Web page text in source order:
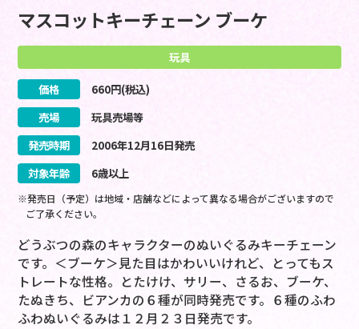
マスコットキーチェーン ブーケ
玩具
価格 660円(税込)
売場
玩具売場等
発売時期
2006年12月16日発売
対象年齢
6歳以上
※発売日（予定）は地域・店舗などによって異なる場合がございますので
ご了承ください。
どうぶつの森のキャラクターのぬいぐるみキーチェーン
です。＜ブーケ＞見た目はかわいいけれど、とってもス
トレートな性格。とたけけ、サリー、さるお、ブーケ、
たぬきち、ビアンカの６種が同時発売です。６種のふわ
ふわぬいぐるみは１２月２３日発売です。